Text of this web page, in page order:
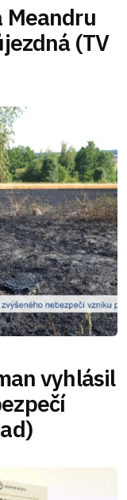
Meandru
(TV
vyhlásil